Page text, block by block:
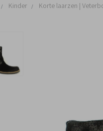
Kinder Korte laarzen |